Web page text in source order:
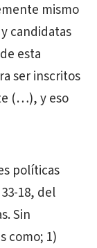
mismo
candidatas
esta
ser inscritos
(…), y eso
políticas
18, del
Sin
como; 1)